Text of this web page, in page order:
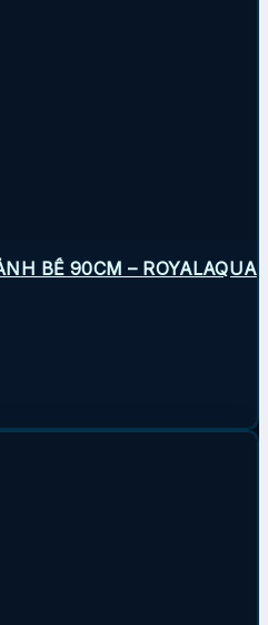
BỂ 90CM – ROYALAQUA